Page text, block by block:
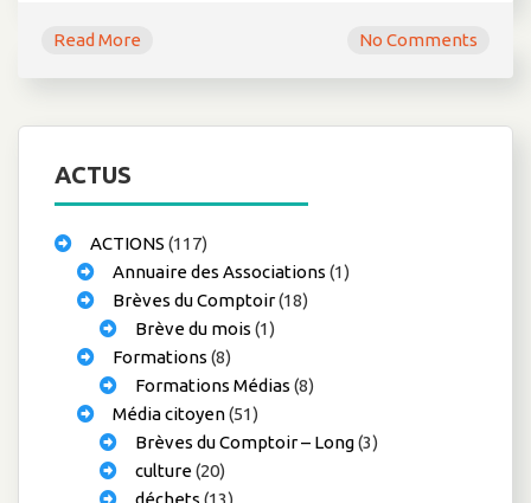
Read More No Comments
ACTUS
ACTIONS (117)
Annuaire des Associations (1)
Brèves du Comptoir(18)
Brève du mois (1)
Formations (8)
Formations Médias (8)
Média citoyen(51)
Brèves du Comptoir – Long(3)
culture(20)
déchets (13)